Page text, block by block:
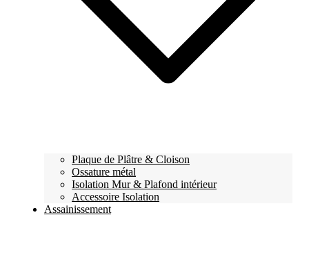
Plaque de Plâtre & Cloison
Ossature métal
Isolation Mur & Plafond intérieur
Accessoire Isolation
Assainissement